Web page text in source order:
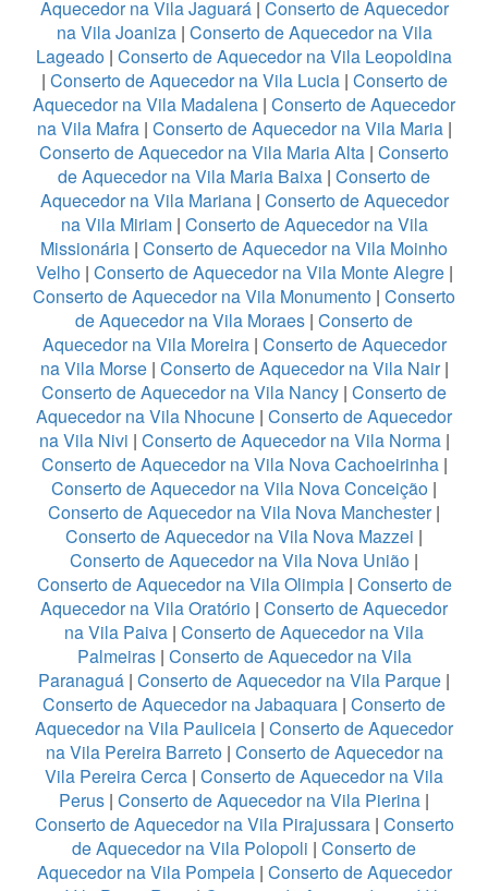
Aquecedor na Vila Jaguará| Conserto de Aquecedor
na Vila Joaniza| Conserto de Aquecedor na Vila
Lageado | Conserto de Aquecedor na Vila Leopoldina
| Conserto de Aquecedor na Vila Lucia| Conserto de
Aquecedor na Vila Madalena | Conserto de Aquecedor
na Vila Mafra | Conserto de Aquecedor na Vila Maria|
Conserto de Aquecedor na Vila Maria Alta | Conserto
de Aquecedor na Vila Maria Baixa | Conserto de
Aquecedor na Vila Mariana| Conserto de Aquecedor
na Vila Miriam| Conserto de Aquecedor na Vila
Missionária | Conserto de Aquecedor na Vila Moinho
Velho| Conserto de Aquecedor na Vila Monte Alegre|
Conserto de Aquecedor na Vila Monumento | Conserto
de Aquecedor na Vila Moraes | Conserto de
Aquecedor na Vila Moreira| Conserto de Aquecedor
na Vila Morse| Conserto de Aquecedor na Vila Nair|
Conserto de Aquecedor na Vila Nancy | Conserto de
Aquecedor na Vila Nhocune | Conserto de Aquecedor
na Vila Nivi | Conserto de Aquecedor na Vila Norma|
Conserto de Aquecedor na Vila Nova Cachoeirinha|
Conserto de Aquecedor na Vila Nova Conceição |
Conserto de Aquecedor na Vila Nova Manchester|
Conserto de Aquecedor na Vila Nova Mazzei |
Conserto de Aquecedor na Vila Nova União |
Conserto de Aquecedor na Vila Olimpia| Conserto de
Aquecedor na Vila Oratório | Conserto de Aquecedor
na Vila Paiva | Conserto de Aquecedor na Vila
Palmeiras| Conserto de Aquecedor na Vila
Paranaguá | Conserto de Aquecedor na Vila Parque |
Conserto de Aquecedor na Jabaquara | Conserto de
Aquecedor na Vila Pauliceia | Conserto de Aquecedor
na Vila Pereira Barreto| Conserto de Aquecedor na
Vila Pereira Cerca | Conserto de Aquecedor na Vila
Perus | Conserto de Aquecedor na Vila Pierina |
Conserto de Aquecedor na Vila Pirajussara| Conserto
de Aquecedor na Vila Polopoli | Conserto de
Aquecedor na Vila Pompeia| Conserto de Aquecedor